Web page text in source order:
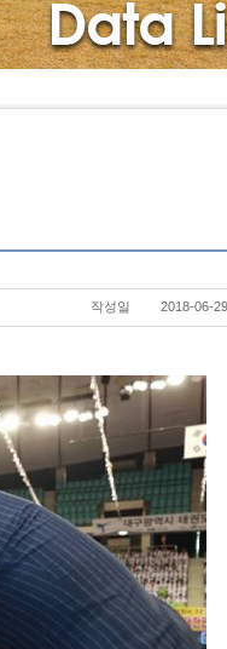
작성일 2018-06-29